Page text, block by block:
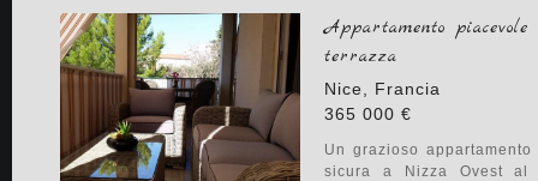
Appartamento
terrazza
Nice, Francia
365 000 €
Un grazioso
sicura a Nizza Ovest al